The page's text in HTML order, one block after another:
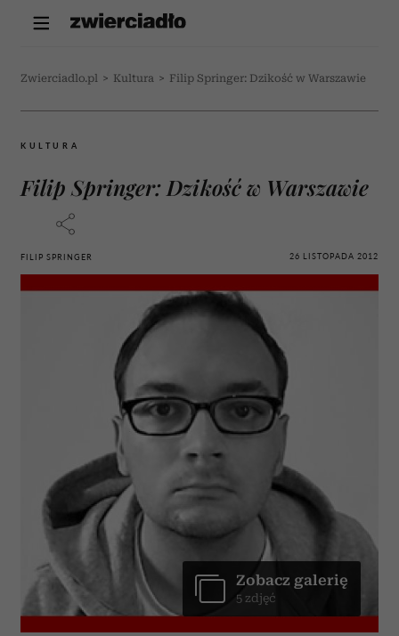
Zwierciadlo.pl > Kultura > Filip Springer: Dzikość w Warszawie
KULTURA
Filip Springer: Dzikość w Warszawie
FILIP SPRINGER 26 LISTOPADA 2012
Zobacz galerię
5 zdjęć